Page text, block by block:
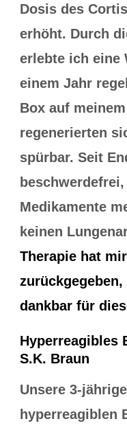
Dosis des
erhöht. Durch
erlebte ich eine
einem Jahr
Box auf
regenerierten
spürbar. Seit
Medikamente
keinen
Therapie hat
dankbar für
Hyperreagibles
S.K. Braun
Unsere 3-
hyperreagiblen